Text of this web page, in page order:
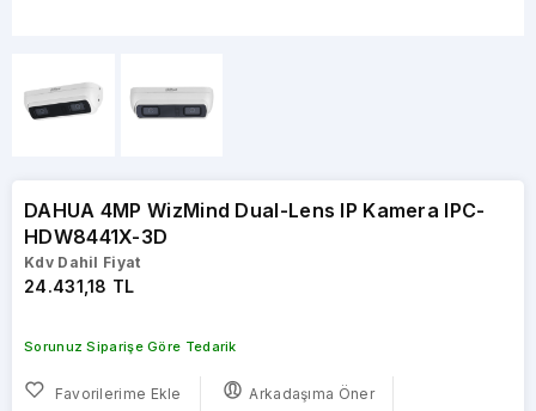
DAHUA 4MP WizMind Dual-Lens IP Kamera IPC-
HDW8441X-3D
Kdv Dahil Fiyat
24.431,18 TL
Sorunuz Siparişe Göre Tedarik
Favorilerime Ekle Arkadaşıma Öner